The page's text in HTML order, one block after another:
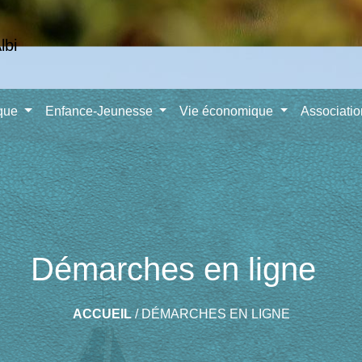
Enfance-Jeunesse Vie économique
Démarches en ligne
ACCUEIL/DÉMARCHES EN LIGNE